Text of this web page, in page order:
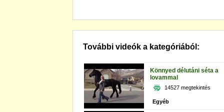
További videók a kategóriából:
Könnyed délutáni séta a
lovammal
14527 megtekintés
Egyéb